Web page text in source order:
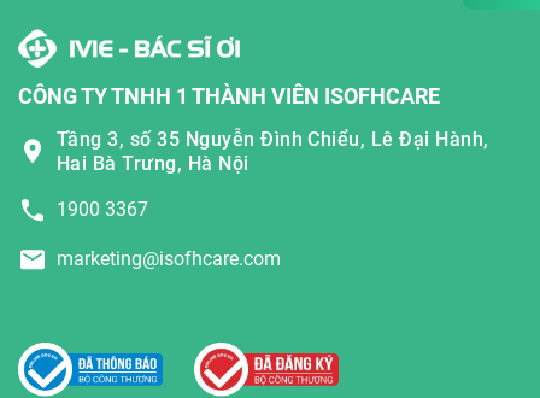
CÔNG TY TNHH 1 THÀNH VIÊN ISOFHCARE
Tầng 3, số 35 Nguyễn Đình Chiểu, Lê Đại Hành,
Hai Bà Trưng, Hà Nội
1900 3367
marketing@isofhcare.com